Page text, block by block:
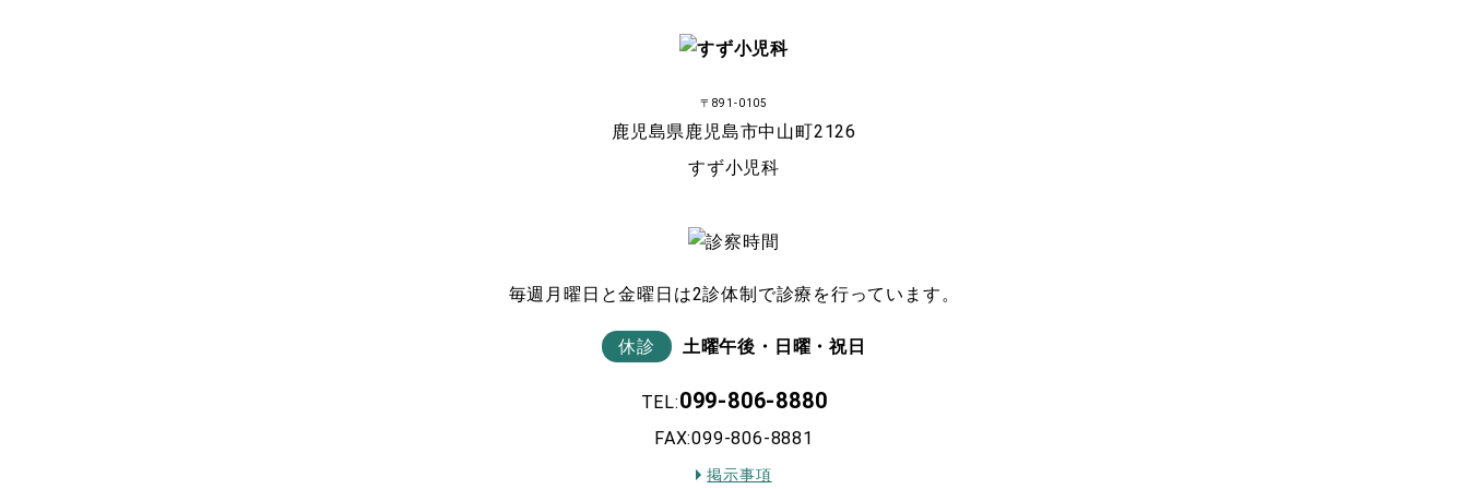
〒891-0105
鹿児島県鹿児島市中山町2126
すず小児科
毎週月曜日と金曜日は2診体制で診療を行っています。
休診 土曜午後・日曜・祝日
TEL:099-806-8880
FAX:099-806-8881
掲示事項